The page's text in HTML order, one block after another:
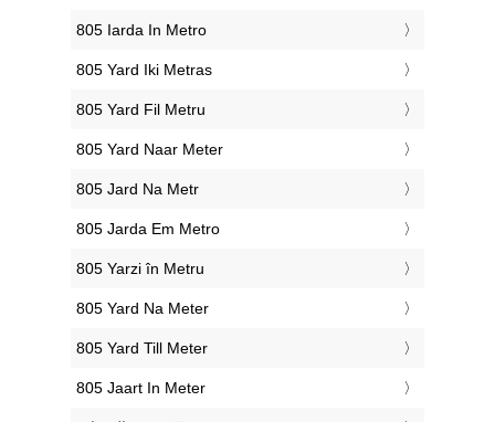
‎805 Iarda In Metro
‎805 Yard Iki Metras
‎805 Yard Fil Metru
‎805 Yard Naar Meter
‎805 Jard Na Metr
‎805 Jarda Em Metro
‎805 Yarzi în Metru
‎805 Yard Na Meter
‎805 Yard Till Meter
‎805 Jaart In Meter